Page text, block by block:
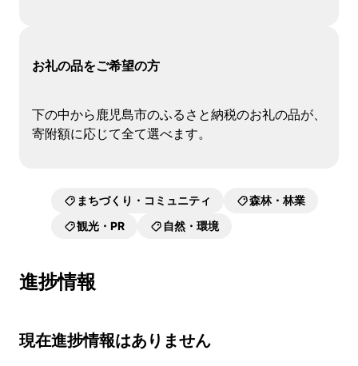
お礼の品をご希望の方
下の中から鹿児島市のふるさと納税のお礼の品が、
寄附額に応じて全て選べます。
まちづくり・コミュニティ
森林・林業
観光・PR
自然・環境
進捗情報
現在進捗情報はありません